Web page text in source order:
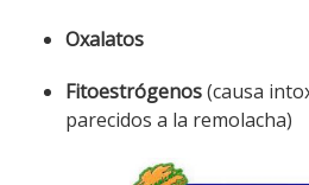
Oxalatos
Fitoestrógenos(causa
parecidos a la remolacha)